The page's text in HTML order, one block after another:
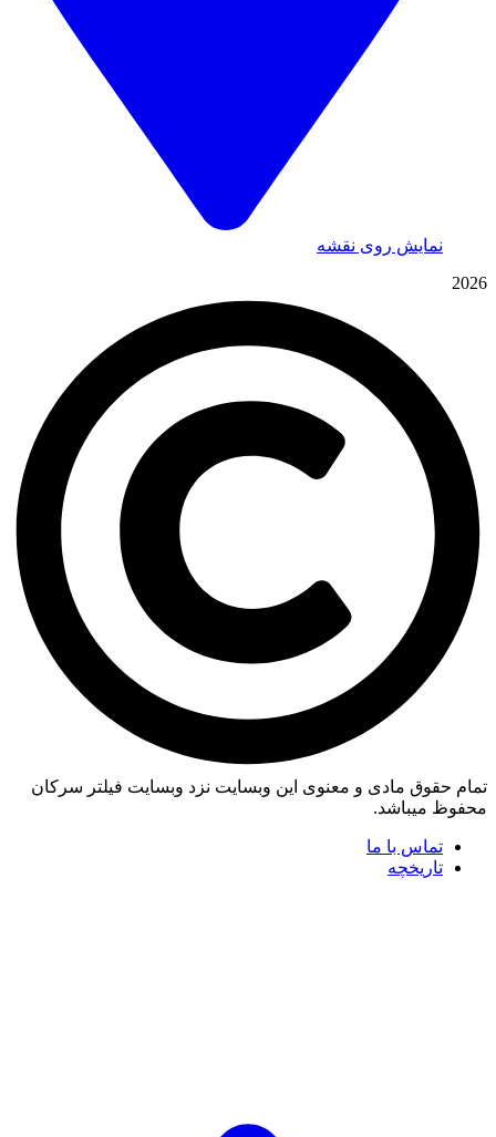
نمایش روی نقشه
2026
تمام حقوق مادی و معنوی این وبسایت نزد وبسایت فیلتر سرکان
محفوظ میباشد.
تماس با ما
تاریخچه